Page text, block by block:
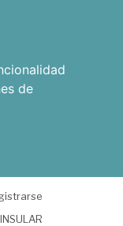
de